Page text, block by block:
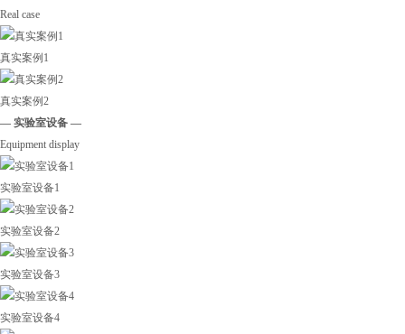
Real case
真实案例1
真实案例2
— 实验室设备 —
Equipment display
实验室设备1
实验室设备2
实验室设备3
实验室设备4